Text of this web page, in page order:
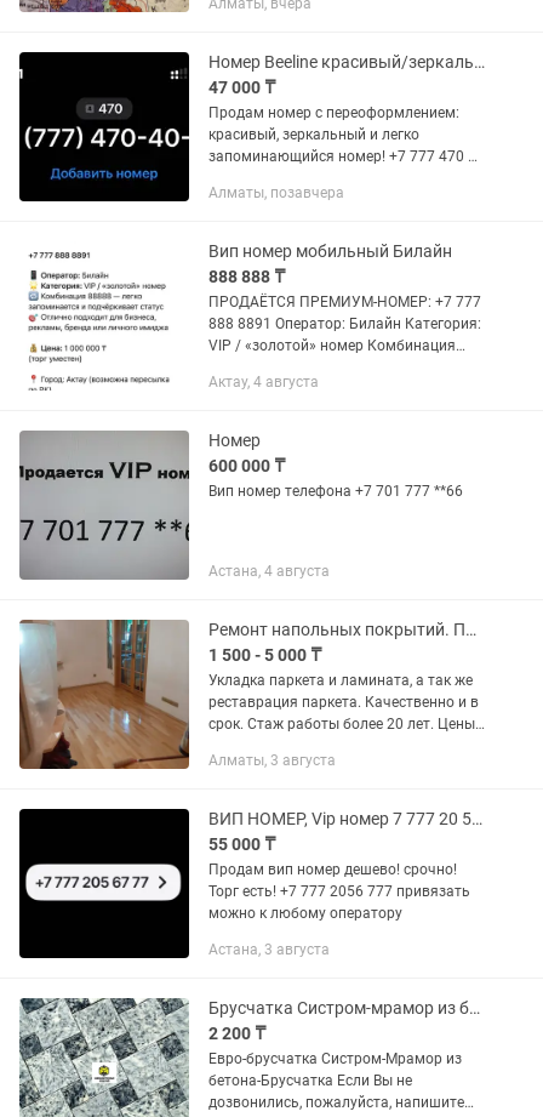
Алматы, вчера
Номер Beeline красивый/зеркальный
47 000 ₸
Продам номер с переоформлением:
красивый, зеркальный и легко
запоминающийся номер! +7 777 470 4
Алматы, позавчера
Вип номер мобильный Билайн
888 888 ₸
ПРОДАЁТСЯ ПРЕМИУМ-НОМЕР: +7 777
888 8891 Оператор: Билайн Категория:
VIP / «золотой» номер Комбинация
подчеркивает статус Отлично
бренда...
Актау, 4 августа
Номер
600 000 ₸
Вип номер телефона +7 701 777 **66
Астана, 4 августа
Ремонт напольных покрытий. Паркет, ламинат.
1 500 - 5 000 ₸
Укладка паркета и ламината, а так же
реставрация паркета. Качественно и в
срок. Стаж работы более 20 лет. Цены
5000тг. Настил ламинат от 1500 - 2500
Алматы, 3 августа
ВИП НОМЕР, Vip номер 7 777 20 56 777
55 000 ₸
Продам вип номер дешево! срочно!
Торг есть! +7 777 2056 777 привязать
можно к любому оператору
Астана, 3 августа
Брусчатка Систром-мрамор из бетона Евробрусчатка-Тротуарная плитка 777
2 200 ₸
Евро-брусчатка Систром-Мрамор из
бетона-Брусчатка Если Вы не
дозвонились, пожалуйста, напишите